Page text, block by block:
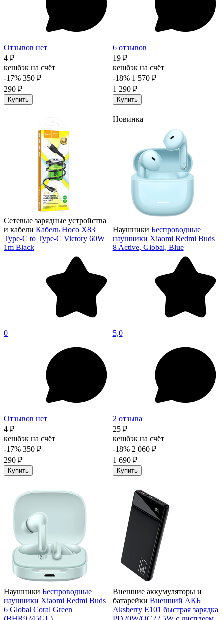
Отзывов нет
4 ₽
кешбэк на счёт
-17% 350 ₽
290 ₽
Купить
6 отзывов
19 ₽
кешбэк на счёт
-18% 1 570 ₽
1 290 ₽
Купить
Сетевые зарядные устройства
и кабели Кабель Hoco X83
Type-C to Type-C Victory 60W
1m Black
0
Отзывов нет
4 ₽
кешбэк на счёт
-17% 350 ₽
290 ₽
Купить
Новинка
Наушники Беспроводные
наушники Xiaomi Redmi Buds
8 Active, Global, Blue
5,0
2 отзыва
25 ₽
кешбэк на счёт
-18% 2 060 ₽
1 690 ₽
Купить
Наушники Беспроводные
наушники Xiaomi Redmi Buds
6 Global Coral Green
Внешние аккумуляторы и
батарейки Внешний АКБ
Aksberry E101 быстрая зарядка